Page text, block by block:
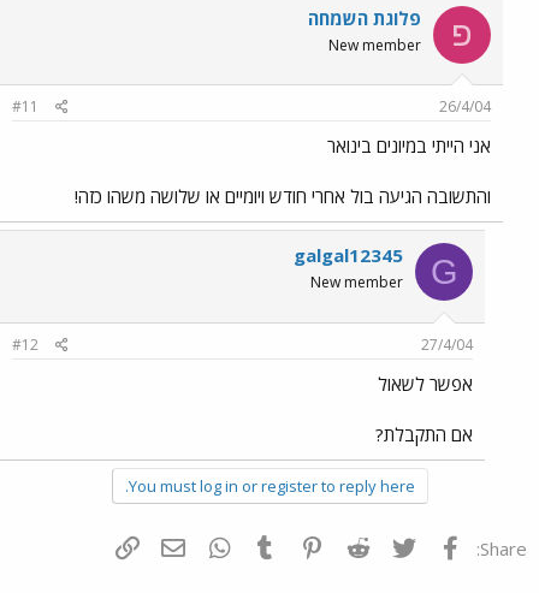
פ פלוגת השמחה
New member
26/4/04
#11
אני הייתי במיונים בינואר
והתשובה הגיעה בול אחרי חודש ויומיים או שלושה משהו כזה!
G
galgal12345
New member
27/4/04
#12
אפשר לשאול
אם התקבלת?
You must log in or register to reply here.
Share: פייסבוק Twitter
Reddit
Pinterest
Tumblr
WhatsAppדואר אלקטרוני